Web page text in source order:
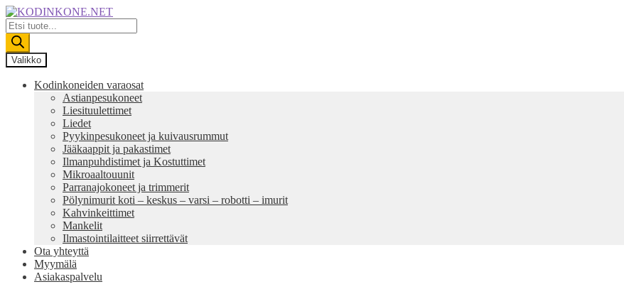
Siirry
navigointiin
Siirry
sisältöön
Products
search
Valikko
Kodinkoneiden varaosat
Astianpesukoneet
Liesituulettimet
Liedet
Pyykinpesukoneet ja kuivausrummut
Jääkaappit ja pakastimet
Ilmanpuhdistimet ja Kostuttimet
Mikroaaltouunit
Parranajokoneet ja trimmerit
Pölynimurit koti – keskus – varsi – robotti – imurit
Kahvinkeittimet
Mankelit
Ilmastointilaitteet siirrettävät
Ota yhteyttä
Myymälä
Asiakaspalvelu